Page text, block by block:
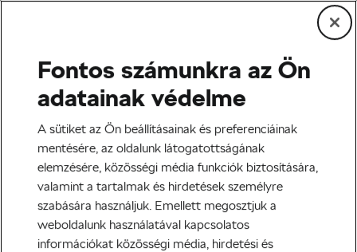
Tag:Lovassy Krisztián
Nem azért állok a rajthoz, hogy
második, harmadik legyek – interjú
Lovassy Krisztiánnal
2019-03-26 08:00-kor
Blog
Fontos számunkra az Ön
adatainak védelme
A sütiket az Ön beállításainak és preferenciáinak
mentésére, az oldalunk látogatottságának
elemzésére, közösségi média funkciók biztosítására,
valamint a tartalmak és hirdetések személyre
szabására használjuk. Emellett megosztjuk a
weboldalunk használatával kapcsolatos
információkat közösségi média, hirdetési és